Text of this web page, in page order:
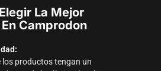
La Mejor
Camprodon
los productos tengan un